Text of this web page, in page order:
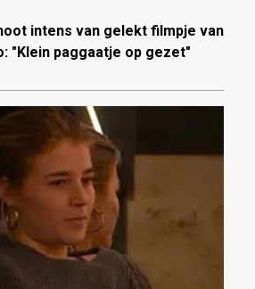
intens van gelekt filmpje van
"Klein paggaatje op gezet"